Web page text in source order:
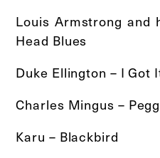
Louis Armstrong and
Head Blues
Duke Ellington – I Got
Charles Mingus –
Karu – Blackbird